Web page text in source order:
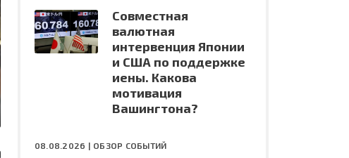
Совместная
валютная
интервенция Японии
и США по поддержке
иены. Какова
мотивация
Вашингтона?
08.08.2026 | ОБЗОР СОБЫТИЙ